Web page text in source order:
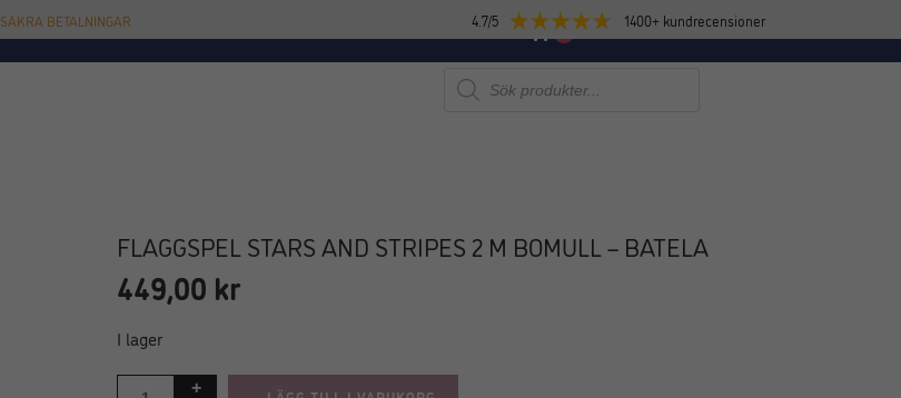
SÄKRA BETALNINGAR 4.7/5 1400+ kundrecensioner
BAR DELIKATESSER NYHETER 0
Produktsökning
FLAGGSPEL STARS AND STRIPES 2 M BOMULL – BATELA
449,00 kr
I lager